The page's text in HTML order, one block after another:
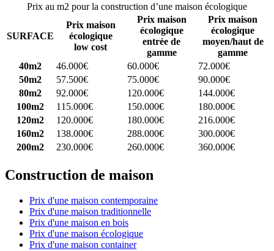
Prix au m2 pour la construction d’une maison écologique
SURFACE
Prix maison
écologique
low cost
Prix maison
écologique
entrée de
gamme
Prix maison
écologique
moyen/haut de
gamme
40m2
46.000€ 60.000€
72.000€
50m2
57.500€ 75.000€
90.000€
80m2
92.000€ 120.000€
144.000€
100m2
115.000€ 150.000€
180.000€
120m2
120.000€ 180.000€
216.000€
160m2
138.000€ 288.000€
300.000€
200m2
230.000€ 260.000€ 360.000€
Construction de maison
Prix d'une maison contemporaine
Prix d'une maison traditionnelle
Prix d'une maison en bois
Prix d'une maison écologique
Prix d'une maison container